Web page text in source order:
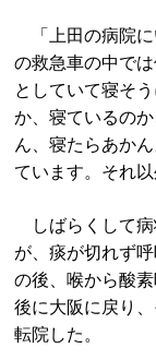
「上田の病院に
の救急車の中で
としていて寝そ
か、寝ているの
ん、寝たらあか
ています。それ
しばらくして病
が、痰が切れず
の後、喉から酸
後に大阪に戻り
転院した。